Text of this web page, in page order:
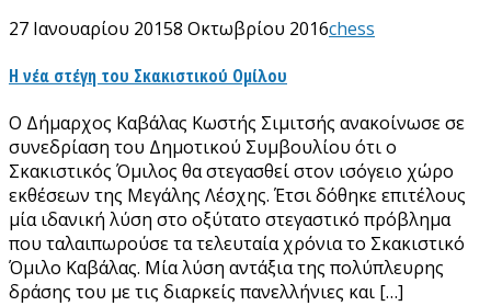
27 Ιανουαρίου 20158 Οκτωβρίου 2016chess
Η νέα στέγη του Σκακιστικού Ομίλου
Ο Δήμαρχος Καβάλας Κωστής Σιμιτσής ανακοίνωσε σε
συνεδρίαση του Δημοτικού Συμβουλίου ότι ο
Σκακιστικός Όμιλος θα στεγασθεί στον ισόγειο χώρο
εκθέσεων της Μεγάλης Λέσχης. Έτσι δόθηκε επιτέλους
μία ιδανική λύση στο οξύτατο στεγαστικό πρόβλημα
που ταλαιπωρούσε τα τελευταία χρόνια το Σκακιστικό
Όμιλο Καβάλας. Μία λύση αντάξια της πολύπλευρης
δράσης του με τις διαρκείς πανελλήνιες και […]